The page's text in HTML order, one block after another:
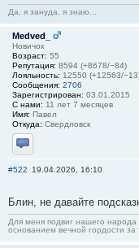
Да, я зануда, я знаю...
Medved_
Новичок
Возраст: 55
Репутация: 8594 (+8678/−84)
Лояльность: 12550 (+12563/
Сообщения: 2706
Зарегистрирован: 03.01.2015
С нами: 11 лет 7 месяцев
Имя: Павел
Откуда: Свердловск
Отправить личное
#522 19.04.2026, 16:10
Блин, не давайте
Для меня подвиг нашего народа
основанием вечной гордости за